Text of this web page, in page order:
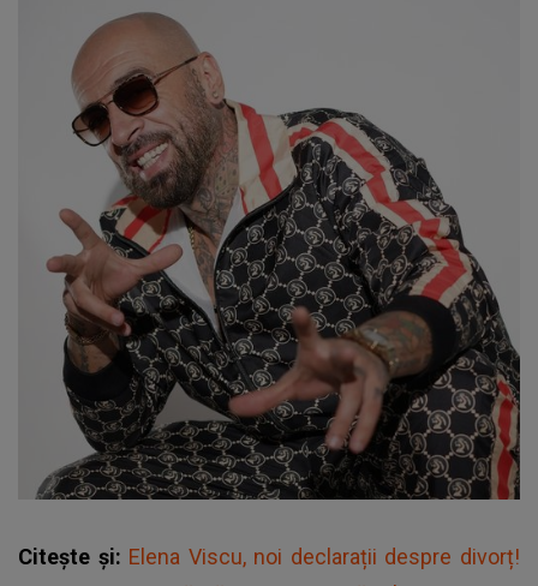
Citește și: Elena Viscu, noi declarații despre divorț!